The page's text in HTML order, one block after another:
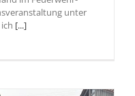
unter
[...]